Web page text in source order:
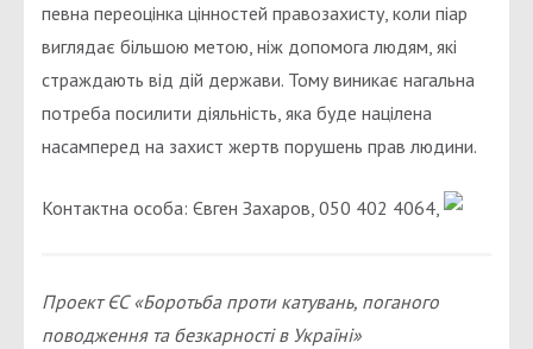
певна переоцінка цінностей правозахисту, коли піар
виглядає більшою метою, ніж допомога людям, які
страждають від дій держави. Тому виникає нагальна
потреба посилити діяльність, яка буде націлена
насамперед на захист жертв порушень прав людини.
Контактна особа: Євген Захаров, 050 402 4064,
Проект ЄС «Боротьба проти катувань, поганого
поводження та безкарності в Україні»